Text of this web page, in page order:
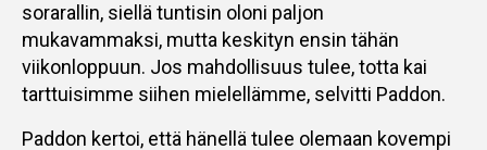
sorarallin, siellä tuntisin oloni paljon
mukavammaksi, mutta keskityn ensin tähän
viikonloppuun. Jos mahdollisuus tulee, totta kai
tarttuisimme siihen mielellämme, selvitti Paddon.
Paddon kertoi, että hänellä tulee olemaan kovempi